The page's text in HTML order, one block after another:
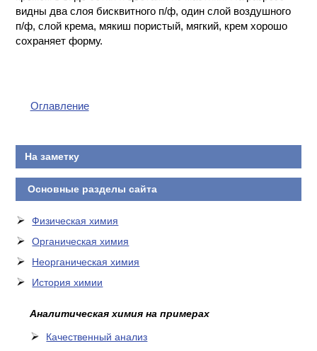
видны два слоя бисквитного п/ф, один слой воздушного
п/ф, слой крема, мякиш пористый, мягкий, крем хорошо
сохраняет форму.
Оглавление
На заметку
Основные разделы сайта
Физическая химия
Органическая химия
Неорганическая химия
История химии
Аналитическая химия на примерах
Качественный анализ